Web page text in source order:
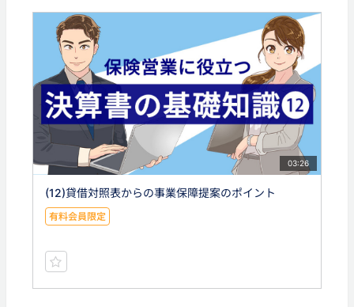
03:26
(12)貸借対照表からの事業保障提案のポイント
有料会員限定